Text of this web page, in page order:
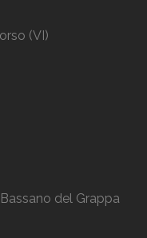
(VI)
del Grappa